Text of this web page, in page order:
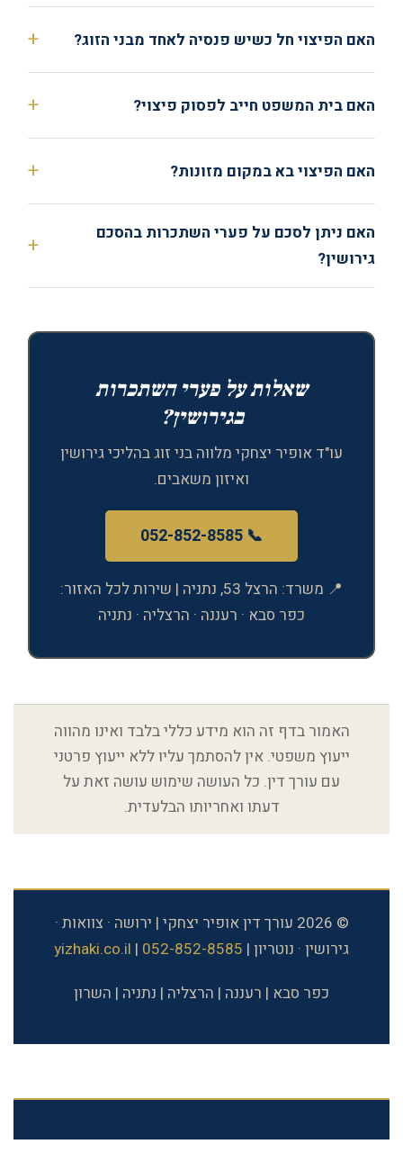
האם הפיצוי חל כשיש פנסיה לאחד מבני הזוג?
האם בית המשפט חייב לפסוק פיצוי?
האם הפיצוי בא במקום מזונות?
האם ניתן לסכם על פערי השתכרות בהסכם
גירושין?
שאלות על פערי השתכרות
בגירושין?
עו"ד אופיר יצחקי מלווה בני זוג בהליכי גירושין
ואיזון משאבים.
📞 052-852-8585
📍 משרד: הרצל 53, נתניה | שירות לכל האזור:
כפר סבא · רעננה · הרצליה · נתניה
האמור בדף זה הוא מידע כללי בלבד ואינו מהווה
ייעוץ משפטי. אין להסתמך עליו ללא ייעוץ פרטני
עם עורך דין. כל העושה שימוש עושה זאת על
דעתו ואחריותו הבלעדית.
© 2026 עורך דין אופיר יצחקי | ירושה · צוואות ·
גירושין · נוטריון | 052-852-8585
|
yizhaki.co.il
כפר סבא | רעננה | הרצליה | נתניה | השרון